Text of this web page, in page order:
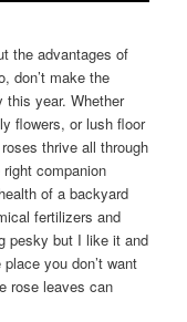
the advantages of
don’t make the
this year. Whether
flowers, or lush floor
thrive all through
companion
of a backyard
fertilizers and
pesky but I like it and
you don’t want
rose leaves can